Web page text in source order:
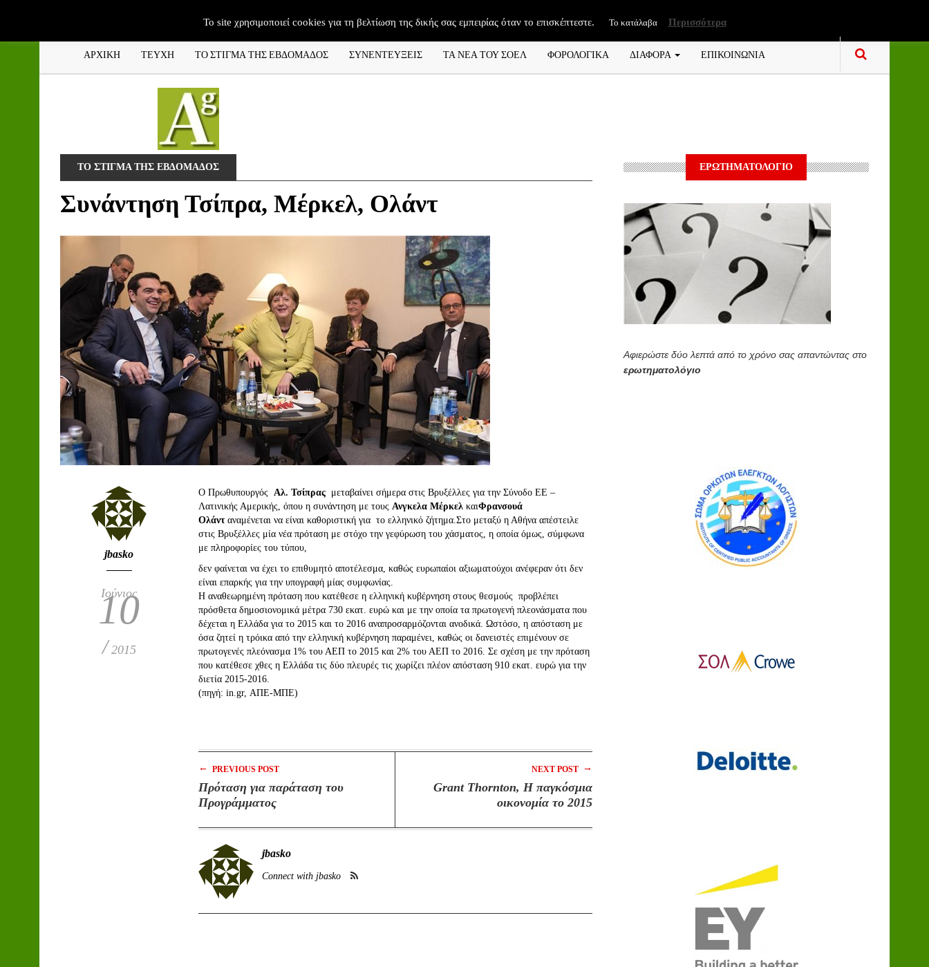
ΑΡΧΙΚΗ ΤΕΥΧΗ ΤΟ ΣΤΙΓΜΑ ΤΗΣ ΕΒΔΟΜΑΔΟΣ ΣΥΝΕΝΤΕΥΞΕΙΣ ΤΑ ΝΕΑ ΤΟΥ ΣΟΕΛ ΦΟΡΟΛΟΓΙΚΑ ΔΙΑΦΟΡΑ ΕΠΙΚΟΙΝΩΝΙΑ
ΤΟ ΣΤΙΓΜΑ ΤΗΣ ΕΒΔΟΜΑΔΟΣ
Συνάντηση Τσίπρα, Μέρκελ, Ολάντ
jbasko
Ιούνιος
10
/ 2015
O Πρωθυπουργός Αλ. Τσίπρας μεταβαίνει σήμερα στις Βρυξέλλες για την Σύνοδο ΕΕ –
Λατινικής Αμερικής, όπου η συνάντηση με τους Ανγκελα Μέρκελ καιΦρανσουά
Ολάντ αναμένεται να είναι καθοριστική για το ελληνικό ζήτημα.Στο μεταξύ η Αθήνα απέστειλε
στις Βρυξέλλες μία νέα πρόταση με στόχο την γεφύρωση του χάσματος, η οποία όμως, σύμφωνα
με πληροφορίες του τύπου,
δεν φαίνεται να έχει το επιθυμητό αποτέλεσμα, καθώς ευρωπαίοι αξιωματούχοι ανέφεραν ότι δεν
είναι επαρκής για την υπογραφή μίας συμφωνίας.
Η αναθεωρημένη πρόταση που κατέθεσε η ελληνική κυβέρνηση στους θεσμούς προβλέπει
πρόσθετα δημοσιονομικά μέτρα 730 εκατ. ευρώ και με την οποία τα πρωτογενή πλεονάσματα που
δέχεται η Ελλάδα για το 2015 και το 2016 αναπροσαρμόζονται ανοδικά. Ωστόσο, η απόσταση με
όσα ζητεί η τρόικα από την ελληνική κυβέρνηση παραμένει, καθώς οι δανειστές επιμένουν σε
πρωτογενές πλεόνασμα 1% του ΑΕΠ το 2015 και 2% του ΑΕΠ το 2016. Σε σχέση με την πρόταση
που κατέθεσε χθες η Ελλάδα τις δύο πλευρές τις χωρίζει πλέον απόσταση 910 εκατ. ευρώ για την
διετία 2015-2016.
(πηγή: in.gr, ΑΠΕ-ΜΠΕ)
← PREVIOUS POST
Πρόταση για παράταση του
Προγράμματος
NEXT POST →
Grant Thornton, Η παγκόσμια
οικονομία το 2015
jbasko
Connect with jbasko
ΕΡΩΤΗΜΑΤΟΛΟΓΙΟ
Αφιερώστε δύο λεπτά από το χρόνο σας απαντώντας στο
ερωτηματολόγιο
To site χρησιμοποιεί cookies για τη βελτίωση της δικής σας εμπειρίας όταν το επισκέπτεστε. Το κατάλαβα Περισσότερα